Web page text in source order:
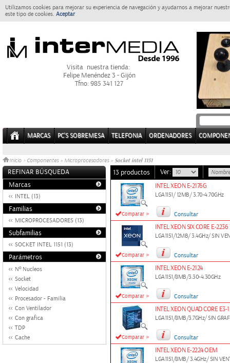
Utilizamos cookies para mejorar su experiencia de navegación y ayudarnos a mejorar
este tipo de cookies. Aceptar
Visita nuestra tienda:
Felipe Menéndez 3 - Gijón
Tfno: 985 341 127
MARCAS PC'S SOBREMESA TELEFONIA ORDENADORES
Inicio > Componentes » Microprocesadores » Socket intel 1151
REFINAR BÚSQUEDA
Marcas
INTEL (13)
Familias
MICROPROCESADORES (13)
Subfamilias
SOCKET INTEL 1151 (13)
Parámetros
Nº Nucleos
Socket
Velocidad
Procesador - Familia
Con Ventilador
Con grafica
TDP
Cache
13 productos Ver:
Comparar »
INTEL XEON E-2176G
LGA1151/ 12MB/ 3.70-4.70GHz
Consultar
Comparar »
INTEL XEON SIX CORE E-2236
LGA1151/12MB/ 3.4GHz/ SIN
Consultar
Comparar »
INTEL XEON E-2124
LGA1151/8MB/3.30-4.30GHz
Consultar
Comparar »
INTEL XEON QUAD CORE E3-
LGA1151/8MB/3.7GHz/ SIN
Consultar
INTEL XEON E-2224 OEM
LGA1151/8MB/ 3.4GHz/ SIN